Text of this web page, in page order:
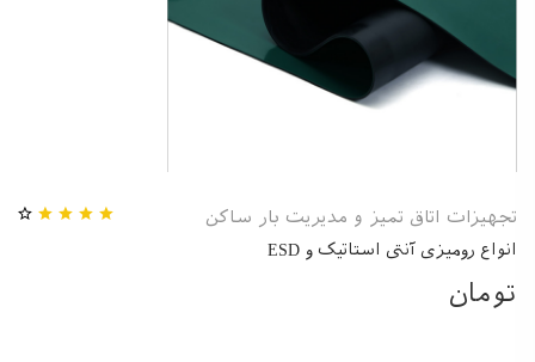
تجهیزات اتاق تمیز و مدیریت بار ساکن
انواع رومیزی آنتی استاتیک و ESD
تومان